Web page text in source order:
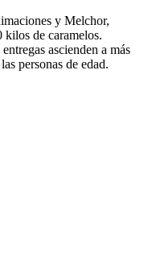
y Melchor,
kilos de caramelos.
ascienden a más
personas de edad.